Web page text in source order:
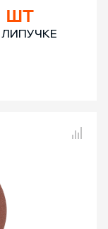
ШТ